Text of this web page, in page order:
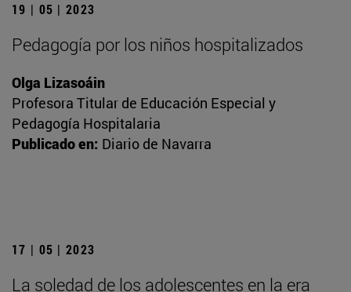
19 | 05 | 2023
Pedagogía por los niños hospitalizados
Olga Lizasoáin
Profesora Titular de Educación Especial y
Pedagogía Hospitalaria
Publicado en: Diario de Navarra
17 | 05 | 2023
La soledad de los adolescentes en la era